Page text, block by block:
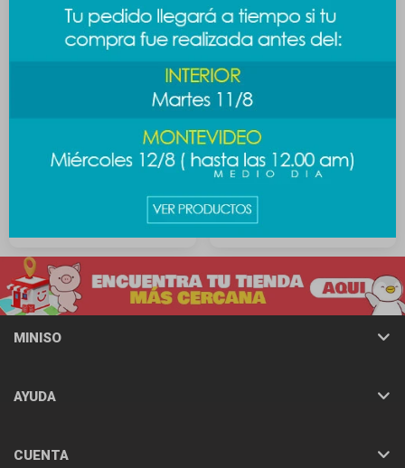
Kuromi
$ 249
MINISO
AYUDA
CUENTA